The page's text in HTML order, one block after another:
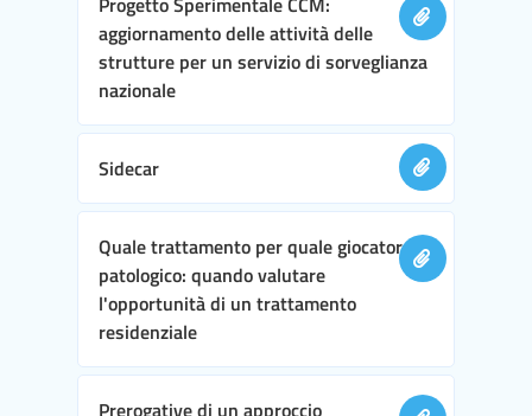
aggiornamento delle attività delle
strutture per un servizio di sorveglianza
nazionale
Sidecar
Quale trattamento per quale giocatore
patologico: quando valutare
l'opportunità di un trattamento
residenziale
Prerogative di un approccio